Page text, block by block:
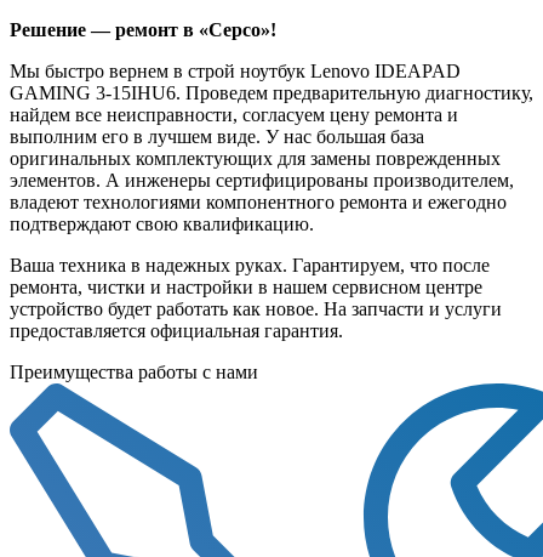
Решение — ремонт в «Серсо»!
Мы быстро вернем в строй ноутбук Lenovo IDEAPAD
GAMING 3-15IHU6. Проведем предварительную диагностику,
найдем все неисправности, согласуем цену ремонта и
выполним его в лучшем виде. У нас большая база
оригинальных комплектующих для замены поврежденных
элементов. А инженеры сертифицированы производителем,
владеют технологиями компонентного ремонта и ежегодно
подтверждают свою квалификацию.
Ваша техника в надежных руках. Гарантируем, что после
ремонта, чистки и настройки в нашем сервисном центре
устройство будет работать как новое. На запчасти и услуги
предоставляется официальная гарантия.
Преимущества работы с нами